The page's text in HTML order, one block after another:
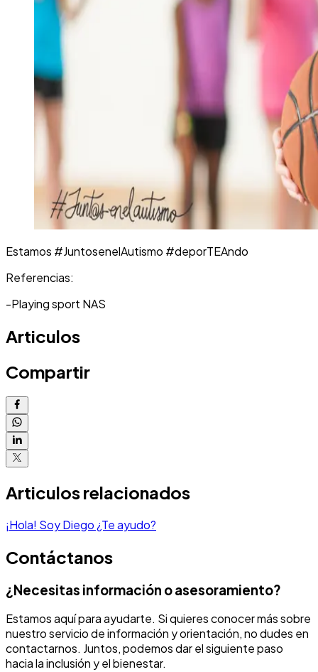
Estamos #JuntosenelAutismo #deporTEAndo
Referencias:
-Playing sport NAS
Articulos
Compartir
Articulos relacionados
¡Hola! Soy Diego ¿Te ayudo?
Contáctanos
¿Necesitas información o asesoramiento?
Estamos aquí para ayudarte. Si quieres conocer más sobre
nuestro servicio de información y orientación, no dudes en
contactarnos. Juntos, podemos dar el siguiente paso
hacia la inclusión y el bienestar.